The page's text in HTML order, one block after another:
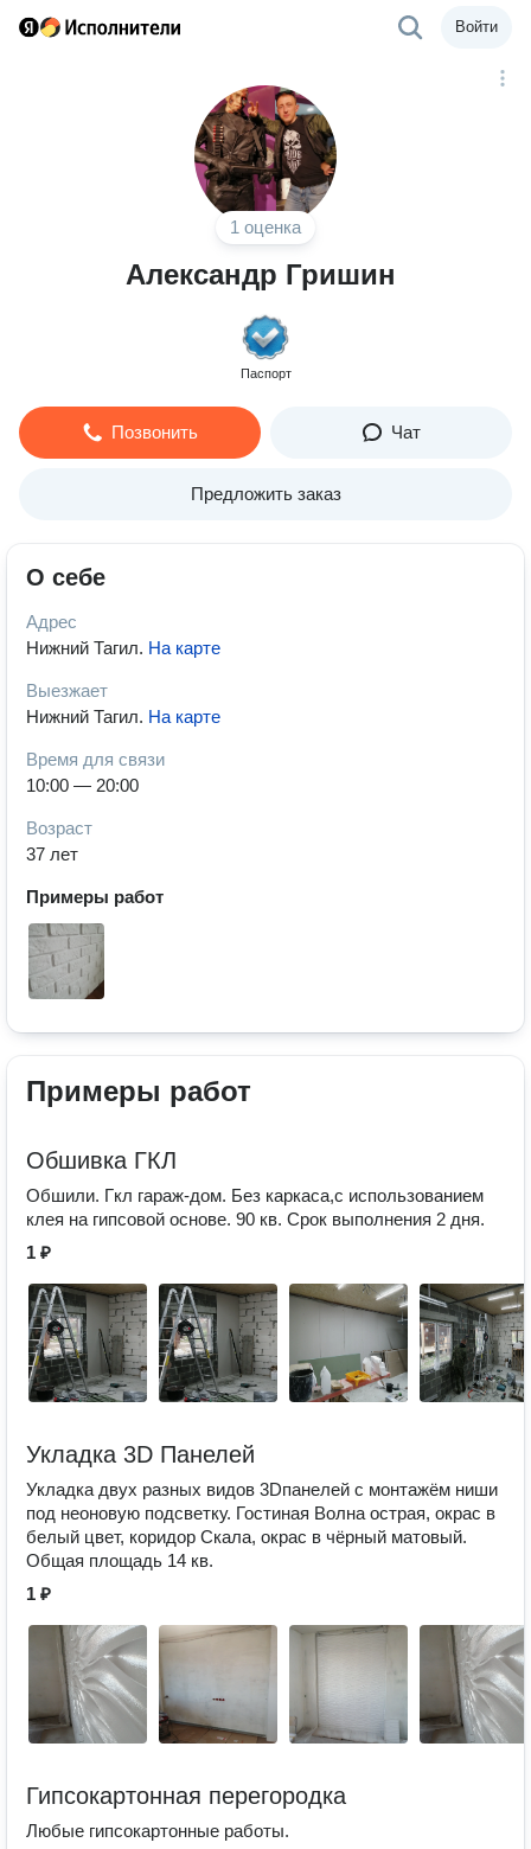
Войти
1 оценка
Александр Гришин
Паспорт
Позвонить Чат
Предложить заказ
О себе
Адрес
Нижний Тагил. На карте
Выезжает
Нижний Тагил. На карте
Время для связи
10:00 — 20:00
Возраст
37 лет
Примеры работ
Примеры работ
Обшивка ГКЛ
Обшили. Гкл гараж-дом. Без каркаса,с использованием
клея на гипсовой основе. 90 кв. Срок выполнения 2 дня.
1 ₽
Укладка 3D Панелей
Укладка двух разных видов 3Dпанелей с монтажём ниши
под неоновую подсветку. Гостиная Волна острая, окрас в
белый цвет, коридор Скала, окрас в чёрный матовый.
Общая площадь 14 кв.
1 ₽
Гипсокартонная перегородка
Любые гипсокартонные работы.